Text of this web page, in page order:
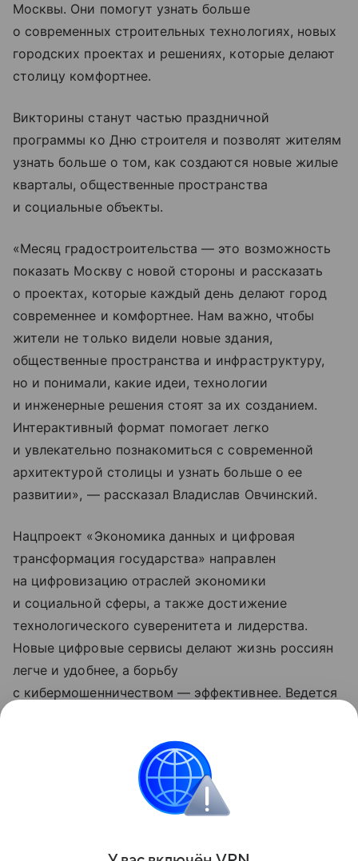
Москвы. Они помогут узнать больше
о современных строительных технологиях, новых
городских проектах и решениях, которые делают
столицу комфортнее.
Викторины станут частью праздничной
программы ко Дню строителя и позволят жителям
узнать больше о том, как создаются новые жилые
кварталы, общественные пространства
и социальные объекты.
«Месяц градостроительства — это возможность
показать Москву с новой стороны и рассказать
о проектах, которые каждый день делают город
современнее и комфортнее. Нам важно, чтобы
жители не только видели новые здания,
общественные пространства и инфраструктуру,
но и понимали, какие идеи, технологии
и инженерные решения стоят за их созданием.
Интерактивный формат помогает легко
и увлекательно познакомиться с современной
архитектурой столицы и узнать больше о ее
развитии», — рассказал Владислав Овчинский.
Нацпроект «Экономика данных и цифровая
трансформация государства» направлен
на цифровизацию отраслей экономики
и социальной сферы, а также достижение
технологического суверенитета и лидерства.
Новые цифровые сервисы делают жизнь россиян
легче и удобнее, а борьбу
с кибермошенничеством — эффективнее. Ведется
развиваются квантовые технологии
и искусственный интеллект. Обновленные
нацпроекты реализуются по решению
Президента РФ Владимира Путина с 2025 года.
Поделиться